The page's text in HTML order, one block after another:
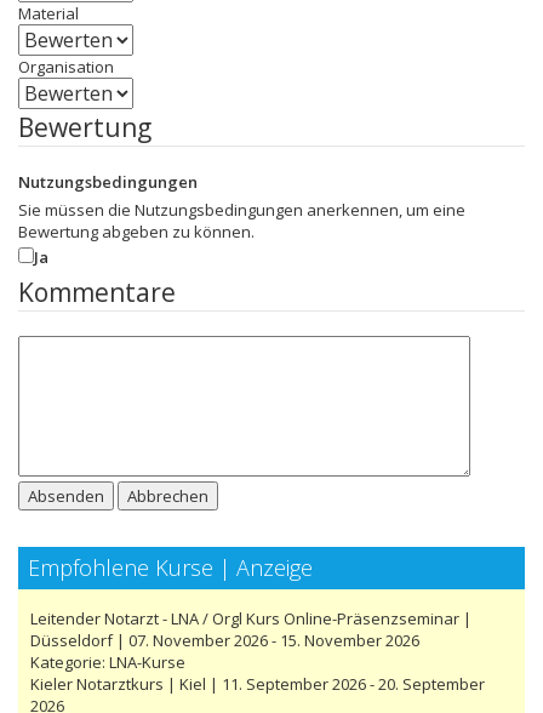
Material
Organisation
Bewertung
Nutzungsbedingungen
Sie müssen die Nutzungsbedingungen anerkennen, um eine
Bewertung abgeben zu können.
Ja
Kommentare
Absenden Abbrechen
Empfohlene Kurse | Anzeige
Leitender Notarzt - LNA / Orgl Kurs Online-Präsenzseminar |
Düsseldorf | 07. November 2026 - 15. November 2026
Kategorie: LNA-Kurse
Kieler Notarztkurs | Kiel | 11. September 2026 - 20. September
2026